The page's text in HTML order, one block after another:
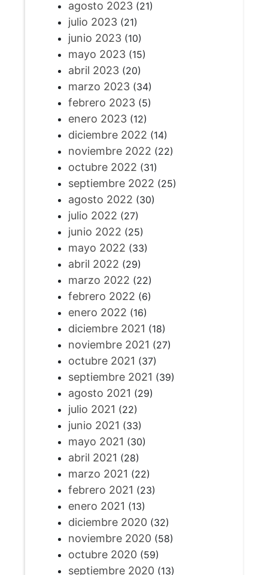
agosto 2023(21)
julio 2023(21)
junio 2023(10)
mayo 2023(15)
abril 2023(20)
marzo 2023(34)
febrero 2023(5)
enero 2023(12)
diciembre 2022 (14)
noviembre 2022 (22)
octubre 2022 (31)
septiembre 2022 (25)
agosto 2022 (30)
julio 2022 (27)
junio 2022 (25)
mayo 2022 (33)
abril 2022 (29)
marzo 2022 (22)
febrero 2022 (6)
enero 2022 (16)
diciembre 2021 (18)
noviembre 2021 (27)
octubre 2021 (37)
septiembre 2021 (39)
agosto 2021 (29)
julio 2021 (22)
junio 2021 (33)
mayo 2021 (30)
abril 2021 (28)
marzo 2021 (22)
febrero 2021 (23)
enero 2021 (13)
diciembre 2020(32)
noviembre 2020(58)
octubre 2020(59)
septiembre 2020(13)